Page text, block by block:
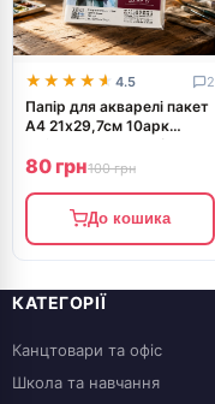
★★★★★
★★★★★ 4.5 2
Папір для акварелі пакет
А4 21х29,7см 10арк
Дрібне зерно 200г/м2
ROSA Studio
80 грн100 грн
До кошика
КАТЕГОРІЇ
Канцтовари та офіс
Школа та навчання